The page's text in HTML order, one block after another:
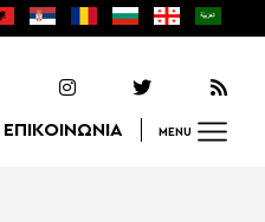
ΕΠΙΚΟΙΝΩΝΙΑ MENU